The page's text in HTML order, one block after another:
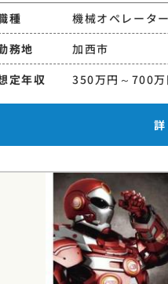
種
機械オペレーター
務地
加西市
定年収
350万円～700万